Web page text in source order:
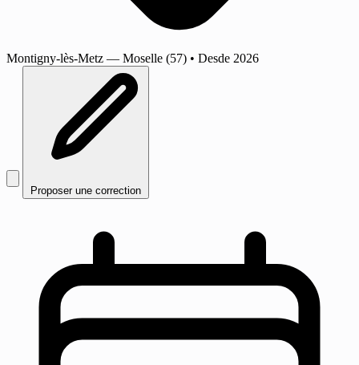
Montigny-lès-Metz — Moselle (57) • Desde 2026
Proposer une correction